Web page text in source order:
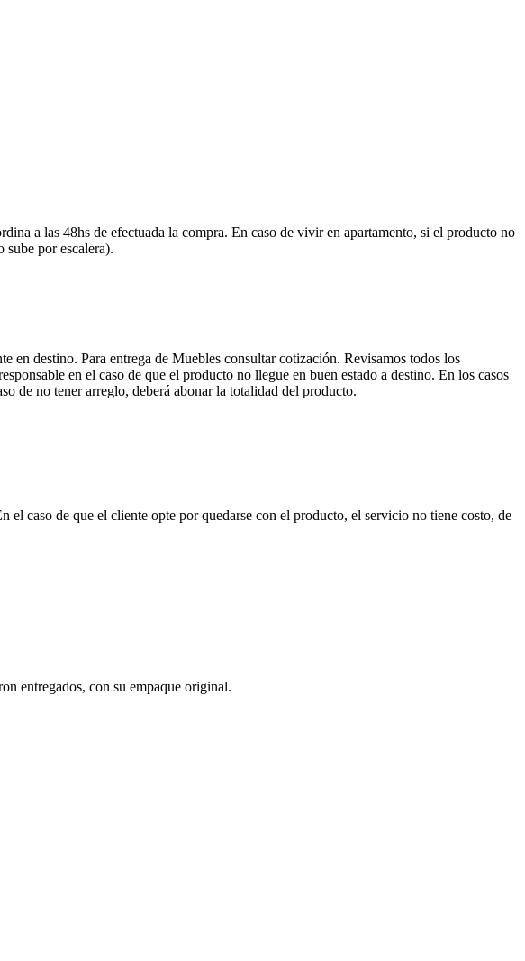
a las 48hs de efectuada la compra. En caso de vivir en apartamento, si el producto no
sube por escalera).
en destino. Para entrega de Muebles consultar cotización. Revisamos todos los
en el caso de que el producto no llegue en buen estado a destino. En los casos
de no tener arreglo, deberá abonar la totalidad del producto.
caso de que el cliente opte por quedarse con el producto, el servicio no tiene costo, de
entregados, con su empaque original.